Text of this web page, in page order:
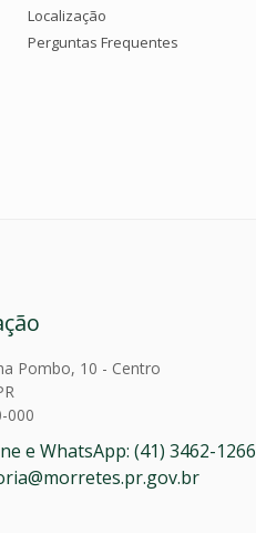
Localização
Perguntas Frequentes
Pombo, 10 - Centro
000
e WhatsApp: (41) 3462-1266